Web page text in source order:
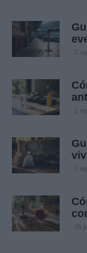
2
1
1
31